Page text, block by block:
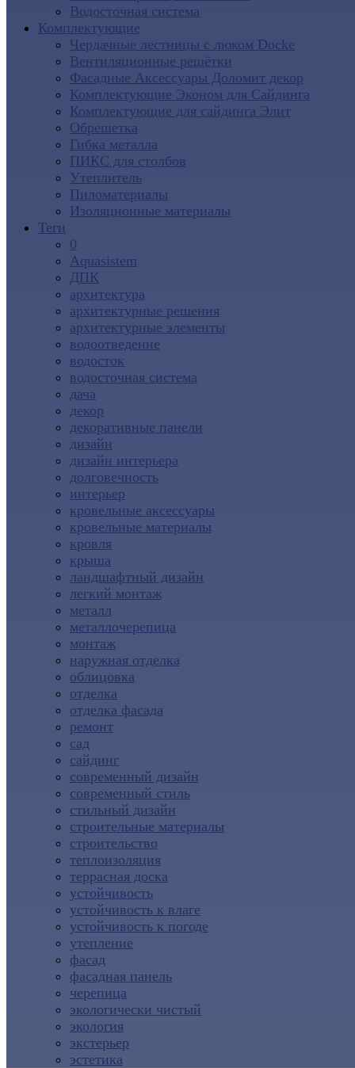
Водосточная система
Комплектующие
Чердачные лестницы с люком Docke
Вентиляционные решётки
Фасадные Аксессуары Доломит декор
Комплектующие Эконом для Сайдинга
Комплектующие для cайдинга Элит
Обрешетка
Гибка металла
ПИКС для столбов
Утеплитель
Пиломатериалы
Изоляционные материалы
Теги
0
Aquasistem
ДПК
архитектура
архитектурные решения
архитектурные элементы
водоотведение
водосток
водосточная система
дача
декор
декоративные панели
дизайн
дизайн интерьера
долговечность
интерьер
кровельные аксессуары
кровельные материалы
кровля
крыша
ландшафтный дизайн
легкий монтаж
металл
металлочерепица
монтаж
наружная отделка
облицовка
отделка
отделка фасада
ремонт
сад
сайдинг
современный дизайн
современный стиль
стильный дизайн
строительные материалы
строительство
теплоизоляция
террасная доска
устойчивость
устойчивость к влаге
устойчивость к погоде
утепление
фасад
фасадная панель
черепица
экологически чистый
экология
экстерьер
эстетика